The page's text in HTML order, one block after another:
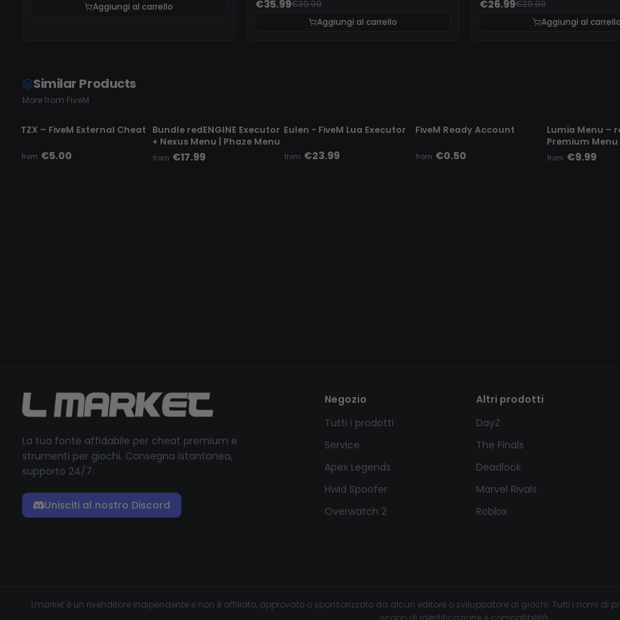
Aggiungi al carrello
€35.99€39.99
Aggiungi al carrello
€26.99€29.99
Aggiungi al
Similar Products
More from FiveM
UNDETECTED
TZX – FiveM External Cheat
from €5.00
Bundle redENGINE Executor
+ Nexus Menu | Phaze Menu
from €17.99
Eulen - FiveM Lua Executor
from €23.99
FiveM Ready Account
from €0.50
Lumia Menu –
Premium Menu
from €9.99
La tua fonte affidabile per cheat premium e
strumenti per giochi. Consegna istantanea,
supporto 24/7.
Unisciti al nostro Discord
Negozio
Tutti i prodotti
Service
Apex Legends
Hwid Spoofer
Overwatch 2
Altri prodotti
DayZ
The Finals
Deadlock
Marvel Rivals
Roblox
Lmarket è un rivenditore indipendente e non è affiliato, approvato o sponsorizzato da alcun editore o sviluppatore di giochi. Tutti i nomi di
scopo di identificazione e compatibilità.